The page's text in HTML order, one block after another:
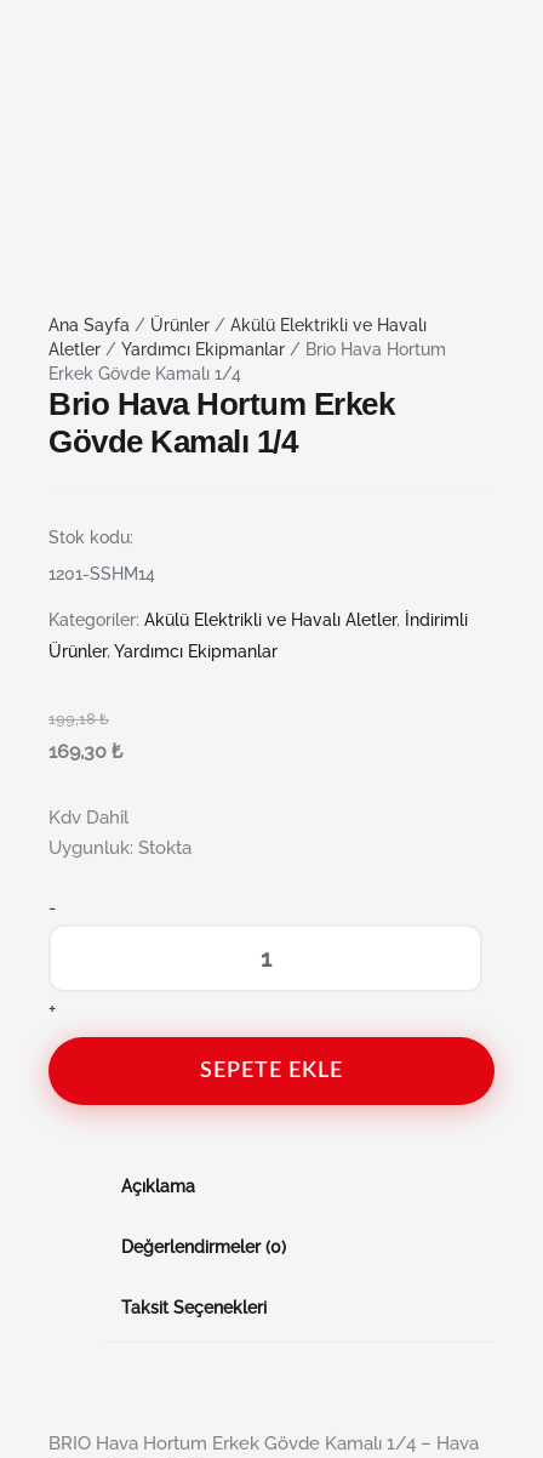
Ana Sayfa / Ürünler / Akülü Elektrikli ve Havalı
Aletler / Yardımcı Ekipmanlar / Brio Hava Hortum
Erkek Gövde Kamalı 1/4
Brio Hava Hortum Erkek
Gövde Kamalı 1/4
Stok kodu:
1201-SSHM14
Kategoriler: Akülü Elektrikli ve Havalı Aletler,
İndirimli
Ürünler, Yardımcı Ekipmanlar
199,18₺
169,30 ₺
Kdv Dahil
Uygunluk: Stokta
-
+
SEPETE EKLE
Açıklama
Değerlendirmeler (0)
Taksit Seçenekleri
BRIO Hava Hortum Erkek Gövde Kamalı 1/4 – Hava